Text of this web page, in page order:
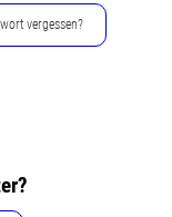
vergessen?